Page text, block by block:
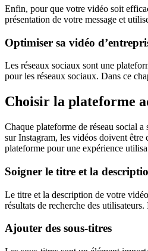
Enfin, pour que votre vidéo soit
présentation de votre message et
Optimiser sa vidéo
Les réseaux sociaux sont une
pour les réseaux sociaux. Dans ce
Choisir la plateforme
Chaque plateforme de réseau social
sur Instagram, les vidéos doivent être
plateforme pour une expérience
Soigner le titre et la
Le titre et la description de votre
résultats de recherche des
Ajouter des sous-titres